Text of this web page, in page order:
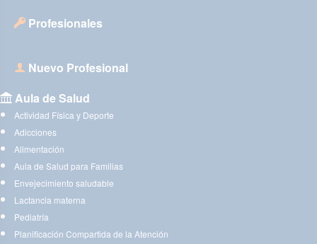
Profesionales
Nuevo Profesional
Aula de Salud
Actividad Física y Deporte
Adicciones
Alimentación
Aula de Salud para Familias
Envejecimiento saludable
Lactancia materna
Pediatría
Planificación Compartida de la Atención